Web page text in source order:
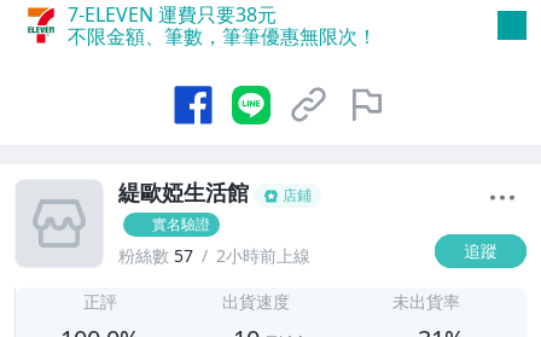
7-ELEVEN 運費只要38元
不限金額、筆數，筆筆優惠無限次！
緹歐婭生活館
店鋪
實名驗證
粉絲數 57 2小時前上線 追蹤
正評 出貨速度 未出貨率